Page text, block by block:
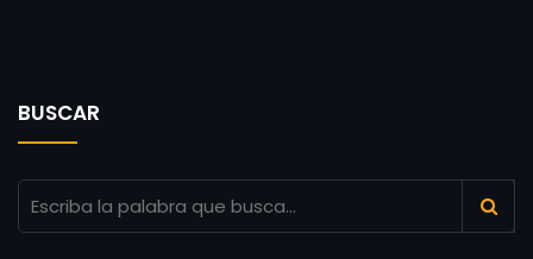
BUSCAR